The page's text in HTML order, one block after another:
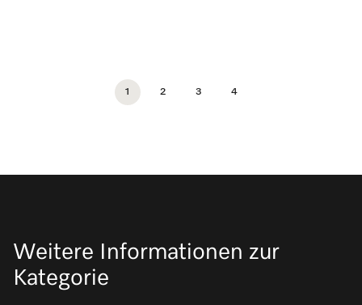
1 2 3 4
Weitere Informationen zur
Kategorie